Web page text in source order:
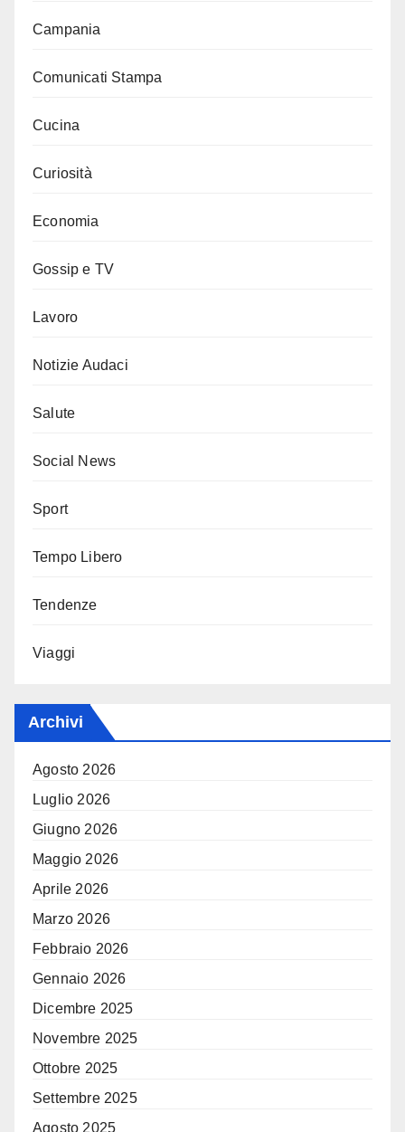
Campania
Comunicati Stampa
Cucina
Curiosità
Economia
Gossip e TV
Lavoro
Notizie Audaci
Salute
Social News
Sport
Tempo Libero
Tendenze
Viaggi
Archivi
Agosto 2026
Luglio 2026
Giugno 2026
Maggio 2026
Aprile 2026
Marzo 2026
Febbraio 2026
Gennaio 2026
Dicembre 2025
Novembre 2025
Ottobre 2025
Settembre 2025
Agosto 2025